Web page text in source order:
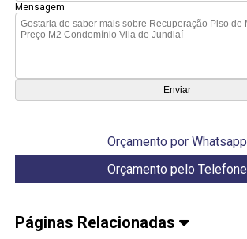
Mensagem
Orçamento por Whatsapp
Orçamento pelo Telefone
Páginas Relacionadas